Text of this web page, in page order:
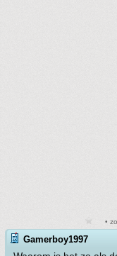
•
Gamerboy1997